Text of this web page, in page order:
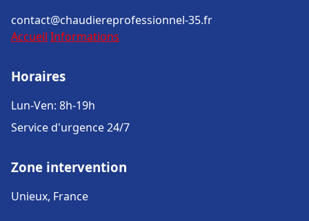
contact@chaudiereprofessionnel-35.fr
Accueil Informations
Horaires
Lun-Ven: 8h-19h
Service d'urgence 24/7
Zone intervention
Unieux, France